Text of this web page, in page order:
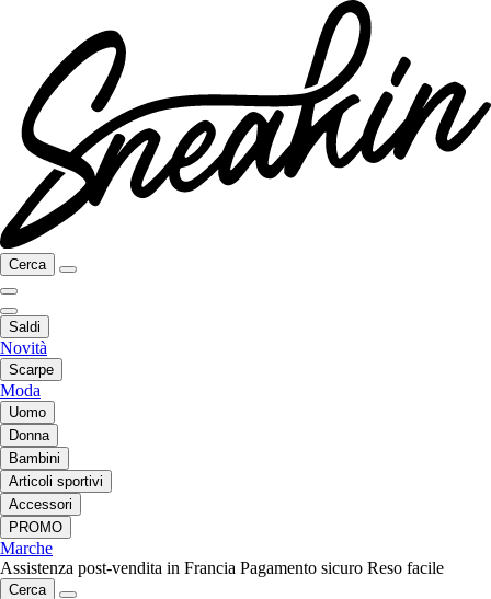
Cerca
Saldi
Novità
Scarpe
Moda
Uomo
Donna
Bambini
Articoli sportivi
Accessori
PROMO
Marche
Assistenza post-vendita in Francia Pagamento sicuro Reso facile
Cerca